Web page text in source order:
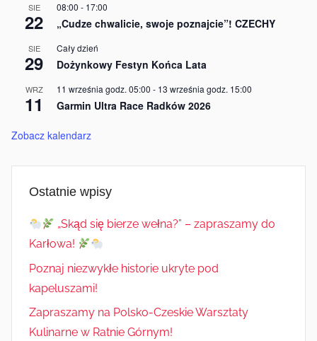
SIE
22
08:00 - 17:00
„Cudze chwalicie, swoje poznajcie”! CZECHY
SIE
29
Cały dzień
Dożynkowy Festyn Końca Lata
WRZ
11
11 września godz. 05:00 - 13 września godz. 15:00
Garmin Ultra Race Radków 2026
Zobacz kalendarz
Ostatnie wpisy
„Skąd się bierze wełna?” – zapraszamy do
Karłowa!
Poznaj niezwykłe historie ukryte pod
kapeluszami!
Zapraszamy na Polsko-Czeskie Warsztaty
Kulinarne w Ratnie Górnym!